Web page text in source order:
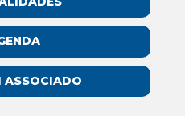
ASSOCIADO